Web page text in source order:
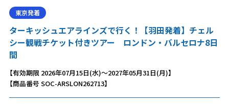
東京発着
ターキッシュエアラインズで行く！【羽田発着】チェル
シー観戦チケット付きツアー ロンドン・バルセロナ8日
間
【有効期限 2026年07月15日(水)～2027年05月31日(月)】
【商品番号 SOC-ARSLON262713】